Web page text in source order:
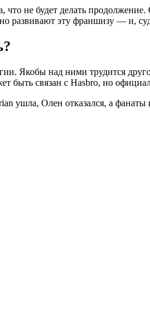
не будет делать
развивают эту франшизу — и,
Якобы над ними трудится
быть связан с Hasbro, но
ушла, Олен отказался, а